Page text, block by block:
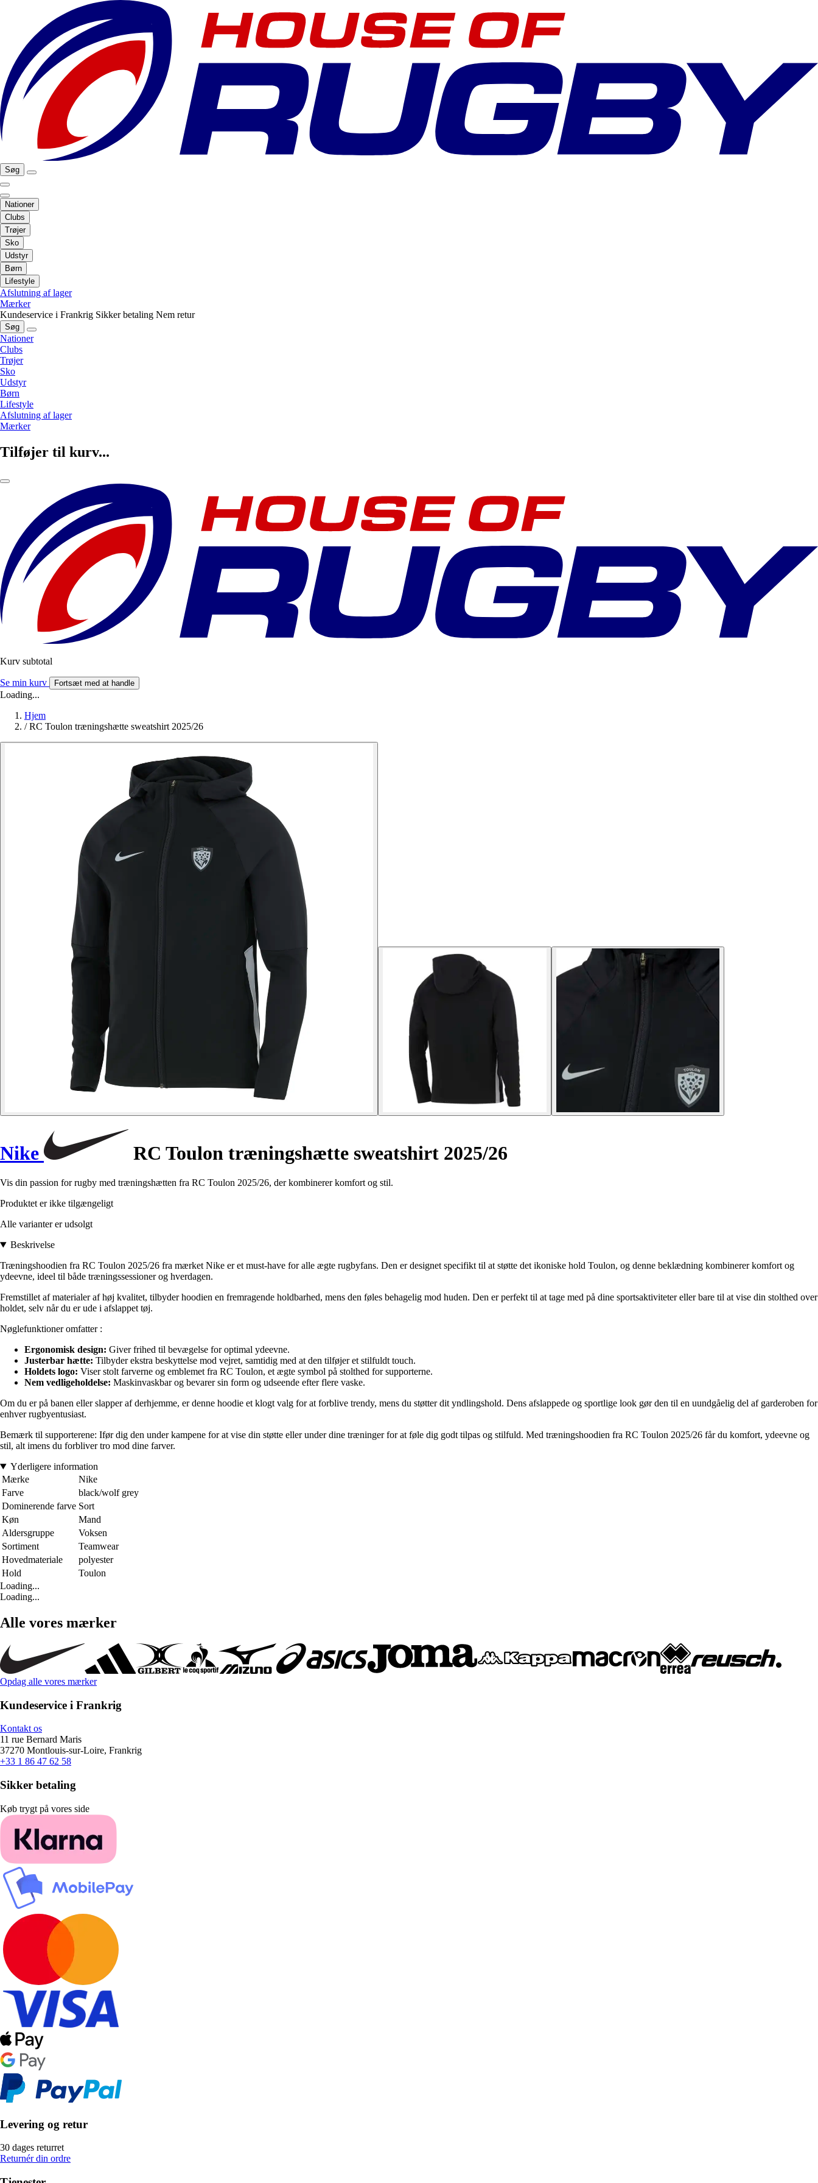
Søg
Nationer
Clubs
Trøjer
Sko
Udstyr
Børn
Lifestyle
Afslutning af lager
Mærker
Kundeservice i Frankrig Sikker betaling Nem retur
Søg
Nationer
Clubs
Trøjer
Sko
Udstyr
Børn
Lifestyle
Afslutning af lager
Mærker
Tilføjer til kurv...
Kurv subtotal
Se min kurv Fortsæt med at handle
Loading...
Hjem
/ RC Toulon træningshætte sweatshirt 2025/26
Nike RC Toulon træningshætte sweatshirt 2025/26
Vis din passion for rugby med træningshætten fra RC Toulon 2025/26, der kombinerer komfort og stil.
Produktet er ikke tilgængeligt
Alle varianter er udsolgt
Beskrivelse
Træningshoodien fra RC Toulon 2025/26 fra mærket Nike er et must-have for alle ægte rugbyfans. Den er designet specifikt til at støtte det ikoniske hold Toulon, og denne beklædning kombinerer komfort og
ydeevne, ideel til både træningssessioner og hverdagen.
Fremstillet af materialer af høj kvalitet, tilbyder hoodien en fremragende holdbarhed, mens den føles behagelig mod huden. Den er perfekt til at tage med på dine sportsaktiviteter eller bare til at vise din stolthed over
holdet, selv når du er ude i afslappet tøj.
Nøglefunktioner omfatter :
Ergonomisk design: Giver frihed til bevægelse for optimal ydeevne.
Justerbar hætte: Tilbyder ekstra beskyttelse mod vejret, samtidig med at den tilføjer et stilfuldt touch.
Holdets logo: Viser stolt farverne og emblemet fra RC Toulon, et ægte symbol på stolthed for supporterne.
Nem vedligeholdelse: Maskinvaskbar og bevarer sin form og udseende efter flere vaske.
Om du er på banen eller slapper af derhjemme, er denne hoodie et klogt valg for at forblive trendy, mens du støtter dit yndlingshold. Dens afslappede og sportlige look gør den til en uundgåelig del af garderoben for
enhver rugbyentusiast.
Bemærk til supporterene: Ifør dig den under kampene for at vise din støtte eller under dine træninger for at føle dig godt tilpas og stilfuld. Med træningshoodien fra RC Toulon 2025/26 får du komfort, ydeevne og
stil, alt imens du forbliver tro mod dine farver.
Yderligere information
Mærke
Nike
Farve
black/wolf grey
Dominerende farve Sort
Køn
Mand
Aldersgruppe
Voksen
Sortiment
Teamwear
Hovedmateriale
polyester
Hold
Toulon
Loading...
Loading...
Alle vores mærker
Opdag alle vores mærker
Kundeservice i Frankrig
Kontakt os
11 rue Bernard Maris
37270 Montlouis-sur-Loire, Frankrig
+33 1 86 47 62 58
Sikker betaling
Køb trygt på vores side
Levering og retur
30 dages returret
Returnér din ordre